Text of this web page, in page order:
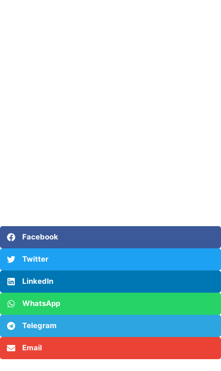
Facebook
Twitter
LinkedIn
WhatsApp
Telegram
Email